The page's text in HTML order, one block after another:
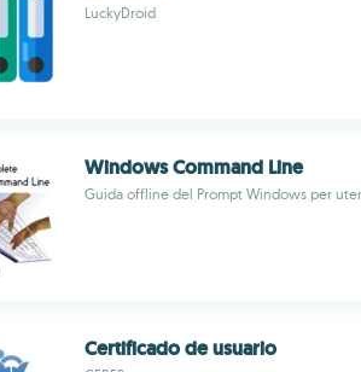
LuckyDroid
Windows Command Line
Guida offline del Prompt Windows per
Certificado de usuario